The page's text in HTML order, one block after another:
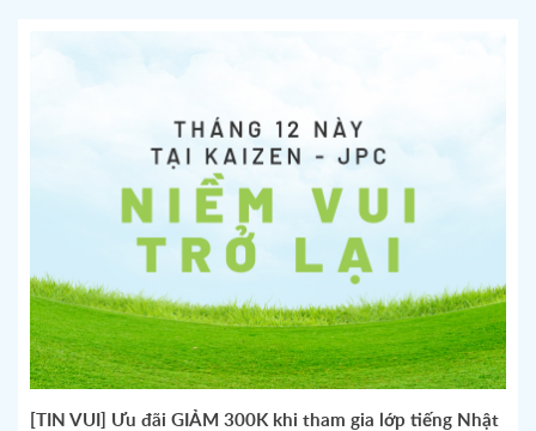
[TIN VUI] Ưu đãi GIẢM 300K khi tham gia lớp tiếng Nhật